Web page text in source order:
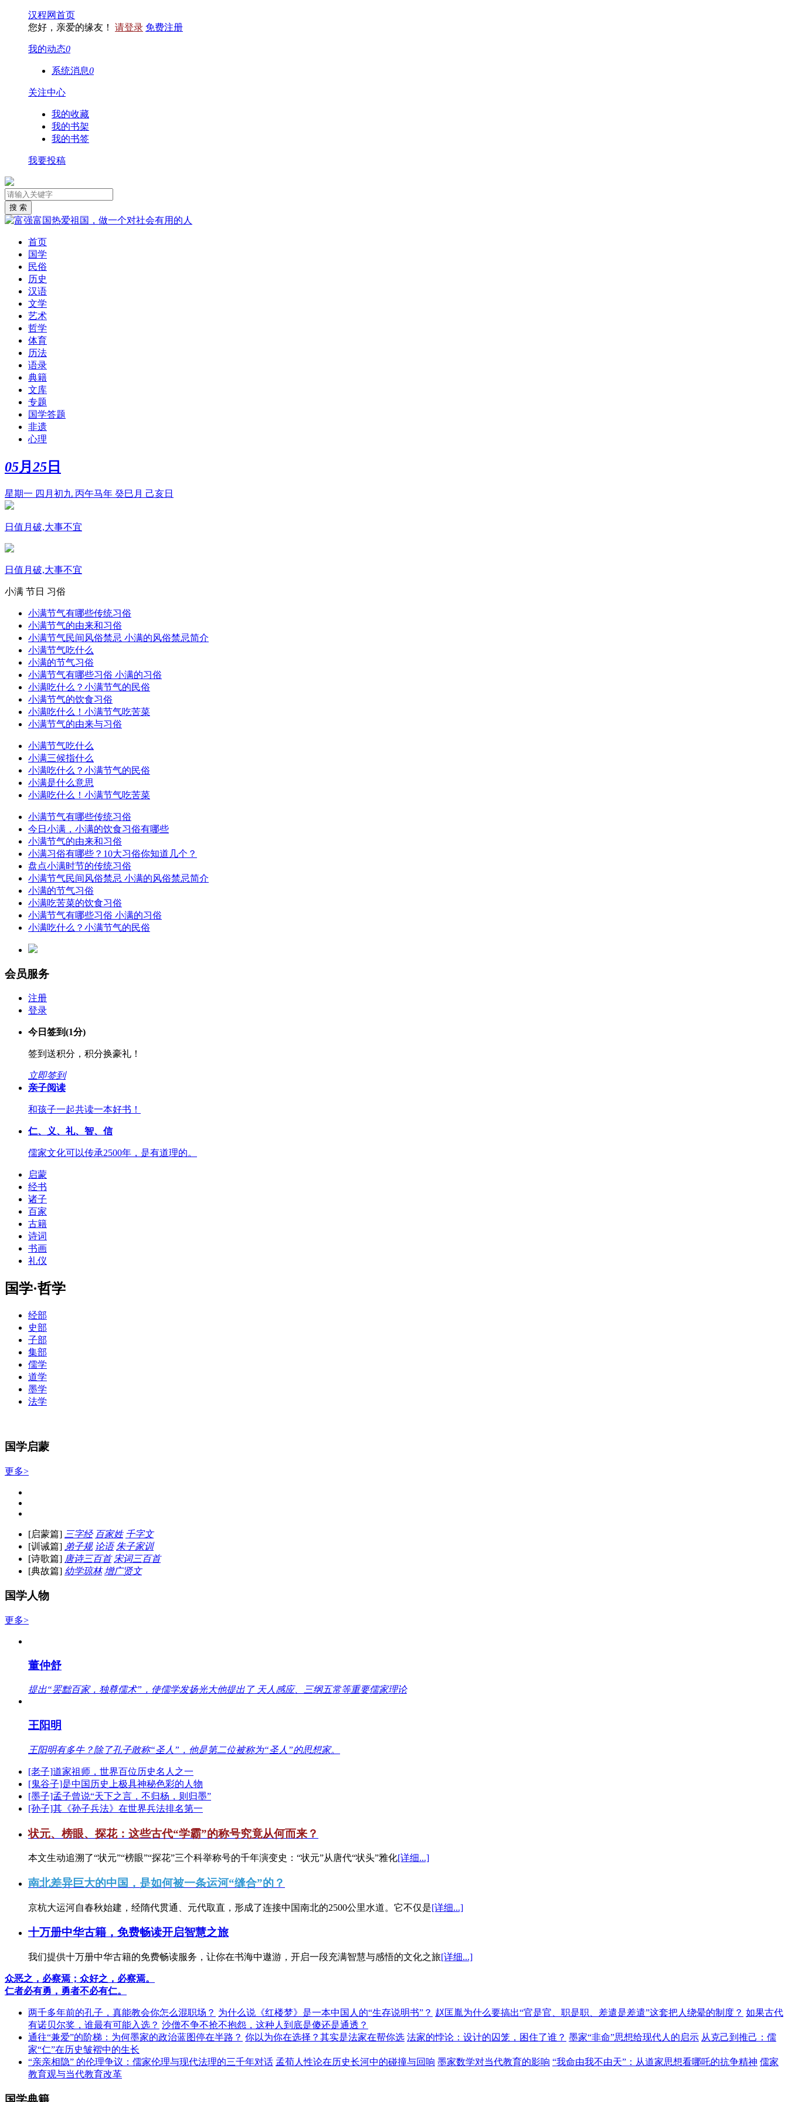
汉程网首页
您好，亲爱的缘友！ 请登录 免费注册
我的动态0
系统消息0
关注中心
我的收藏
我的书架
我的书签
我要投稿
首页
国学
民俗
历史
汉语
文学
艺术
哲学
体育
历法
语录
典籍
文库
专题
国学答题
非遗
心理
05月 25 日
星期一 四月初九 丙午马年 癸巳月 己亥日
日值月破,大事不宜
日值月破,大事不宜
小满 节日 习俗
小满节气有哪些传统习俗
小满节气的由来和习俗
小满节气民间风俗禁忌 小满的风俗禁忌简介
小满节气吃什么
小满的节气习俗
小满节气有哪些习俗 小满的习俗
小满吃什么？小满节气的民俗
小满节气的饮食习俗
小满吃什么！小满节气吃苦菜
小满节气的由来与习俗
小满节气吃什么
小满三候指什么
小满吃什么？小满节气的民俗
小满是什么意思
小满吃什么！小满节气吃苦菜
小满节气有哪些传统习俗
今日小满，小满的饮食习俗有哪些
小满节气的由来和习俗
小满习俗有哪些？10大习俗你知道几个？
盘点小满时节的传统习俗
小满节气民间风俗禁忌 小满的风俗禁忌简介
小满的节气习俗
小满吃苦菜的饮食习俗
小满节气有哪些习俗 小满的习俗
小满吃什么？小满节气的民俗
会员服务
注册
登录
今日签到(1分)
签到送积分，积分换豪礼！
立即签到
亲子阅读
和孩子一起共读一本好书！
仁、义、礼、智、信
儒家文化可以传承2500年，是有道理的。
启蒙
经书
诸子
百家
古籍
诗词
书画
礼仪
国学·哲学
经部
史部
子部
集部
儒学
道学
墨学
法学
国学启蒙
更多>
[启蒙篇] 三字经 百家姓 千字文
[训诫篇] 弟子规 论语 朱子家训
[诗歌篇] 唐诗三百首 宋词三百首
[典故篇] 幼学琼林 增广贤文
国学人物
更多>
董仲舒
提出“罢黜百家，独尊儒术”，使儒学发扬光大他提出了 天人感应、三纲五常等重要儒家理论
王阳明
王阳明有多牛？除了孔子敢称“圣人”，他是第二位被称为“圣人”的思想家。
[老子]道家祖师，世界百位历史名人之一
[鬼谷子]是中国历史上极具神秘色彩的人物
[墨子]孟子曾说“天下之言，不归杨，则归墨”
[孙子]其《孙子兵法》在世界兵法排名第一
状元、榜眼、探花：这些古代“学霸”的称号究竟从何而来？
本文生动追溯了“状元”“榜眼”“探花”三个科举称号的千年演变史：“状元”从唐代“状头”雅化[详细...]
南北差异巨大的中国，是如何被一条运河“缝合”的？
京杭大运河自春秋始建，经隋代贯通、元代取直，形成了连接中国南北的2500公里水道。它不仅是[详细...]
十万册中华古籍，免费畅读开启智慧之旅
我们提供十万册中华古籍的免费畅读服务，让你在书海中遨游，开启一段充满智慧与感悟的文化之旅[详细...]
众恶之，必察焉；众好之，必察焉。
仁者必有勇，勇者不必有仁。
两千多年前的孔子，真能教会你怎么混职场？ 为什么说《红楼梦》是一本中国人的“生存说明书”？ 赵匡胤为什么要搞出“官是官、职是职、差遣是差遣”这套把人绕晕的制度？ 如果古代
有诺贝尔奖，谁最有可能入选？ 沙僧不争不抢不抱怨，这种人到底是傻还是通透？
通往“兼爱”的阶梯：为何墨家的政治蓝图停在半路？ 你以为你在选择？其实是法家在帮你选 法家的悖论：设计的囚笼，困住了谁？ 墨家“非命”思想给现代人的启示 从克己到推己：儒
家“仁”在历史皱褶中的生长
“亲亲相隐” 的伦理争议：儒家伦理与现代法理的三千年对话 孟荀人性论在历史长河中的碰撞与回响 墨家数学对当代教育的影响 “我命由我不由天”：从道家思想看哪吒的抗争精神 儒家
教育观与当代教育改革
国学典籍